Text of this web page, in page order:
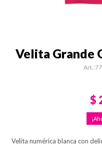
Velita Grande
$
Velita numérica blanca con